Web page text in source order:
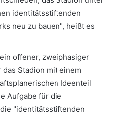
identitätsstiftenden
neu zu bauen", heißt es
offener, zweiphasiger
Stadion mit einem
Ideenteil
Aufgabe für die
"identitätsstiftenden